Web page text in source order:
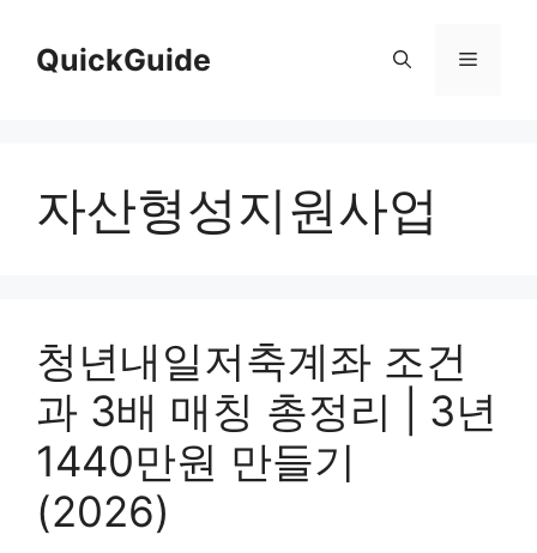
QuickGuide 메
자산형성지원사업
청년내일저축계좌 조건
과 3배 매칭 총정리 | 3년
1440만원 만들기
(2026)